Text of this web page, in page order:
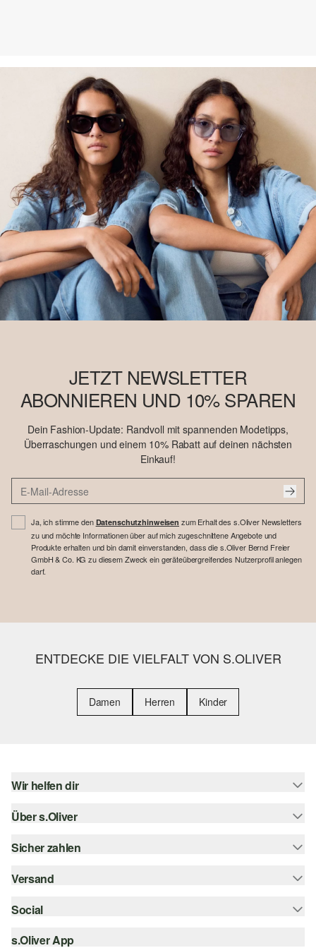
JETZT NEWSLETTER
ABONNIEREN UND 10% SPAREN
Dein Fashion-Update: Randvoll mit spannenden Modetipps,
Überraschungen und einem 10% Rabatt auf deinen nächsten
Einkauf!
Ja, ich stimme den Datenschutzhinweisen zum Erhalt des s.Oliver Newsletters
zu und möchte Informationen über auf mich zugeschnittene Angebote und
Produkte erhalten und bin damit einverstanden, dass die s.Oliver Bernd Freier
GmbH & Co. KG zu diesem Zweck ein geräteübergreifendes Nutzerprofil anlegen
darf.
ENTDECKE DIE VIELFALT VON S.OLIVER
Damen Herren Kinder
Wir helfen dir
Hilfe & FAQ
Größenberatung
Top-Kategorien
Bestellung widerrufen
Über s.Oliver
s.Oliver Magazin
Whatsapp
Sicher zahlen
Rechnung
Kreditkarte
Versand
Sendungsverfolgung
DHL
Social
instagram
s.Oliver App